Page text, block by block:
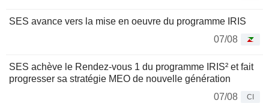
SES avance vers la mise en oeuvre du programme IRIS
07/08
SES achève le Rendez-vous 1 du programme IRIS² et fait
progresser sa stratégie MEO de nouvelle génération
07/08
CI